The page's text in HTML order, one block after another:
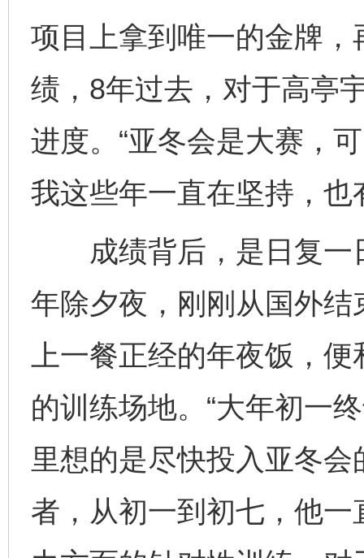
项目上拿到唯一的金牌
绩，8年过去，对于高亭
进度。“亚冬会是大赛，
我这些年一直在坚持，也
成绩背后，是日复一
年除夕夜，刚刚从国外
上一餐正经的年夜饭，
的训练场地。“大年初一
里想的是尽快投入亚冬
者，从初一到初七，他